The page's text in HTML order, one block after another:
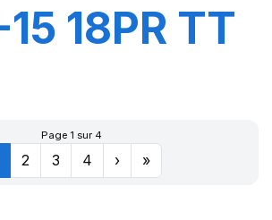
18PR TT
Page 1 sur 4
2 3 4 › »